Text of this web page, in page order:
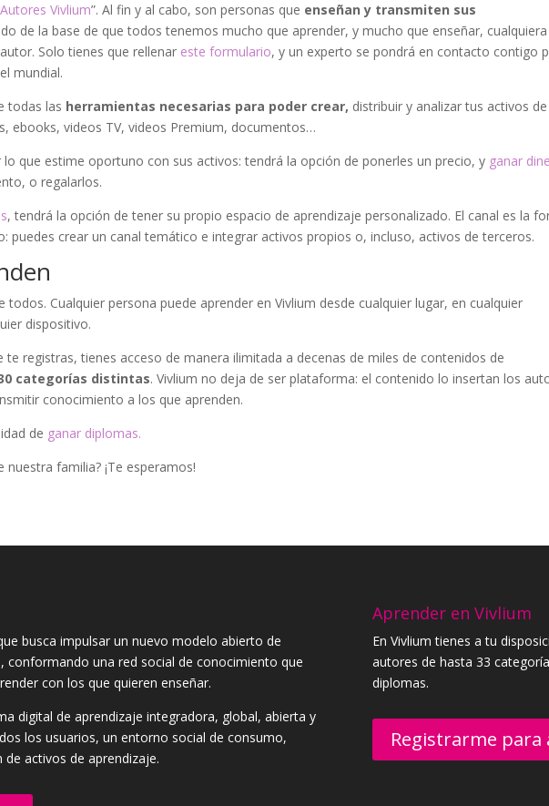
Autores Vivlium”. Al fin y al cabo, son personas que enseñan y transmiten sus
de la base de que todos tenemos mucho que aprender, y mucho que enseñar, cualquiera
Solo tienes que rellenar este formulario, y un experto se pondrá en contacto contigo
mundial.
todas las herramientas necesarias para poder crear, distribuir y analizar tus activos de
ebooks, videos TV, videos Premium, documentos…
lo que estime oportuno con sus activos: tendrá la opción de ponerles un precio, y ganar
o regalarlos.
, tendrá la opción de tener su propio espacio de aprendizaje personalizado. El canal es la
puedes crear un canal temático e integrar activos propios o, incluso, activos de terceros.
todos. Cualquier persona puede aprender en Vivlium desde cualquier lugar, en cualquier
dispositivo.
te registras, tienes acceso de manera ilimitada a decenas de miles de contenidos de
categorías distintas. Vivlium no deja de ser plataforma: el contenido lo insertan los
conocimiento a los que aprenden.
de ganar diplomas.
familia? ¡Te esperamos!
busca impulsar un nuevo modelo abierto de
conformando una red social de conocimiento que
con los que quieren enseñar.
digital de aprendizaje integradora, global, abierta y
los usuarios, un entorno social de consumo,
activos de aprendizaje.
Aprender en Vivlium
En Vivlium tienes a tu
autores de hasta 33
diplomas.
Registrarme